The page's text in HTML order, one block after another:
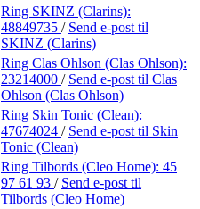
Ring SKINZ (Clarins):
48849735 / Send e-post til
SKINZ (Clarins)
Ring Clas Ohlson (Clas Ohlson):
23214000 / Send e-post til Clas
Ohlson (Clas Ohlson)
Ring Skin Tonic (Clean):
47674024 / Send e-post til Skin
Tonic (Clean)
Ring Tilbords (Cleo Home): 45
97 61 93 / Send e-post til
Tilbords (Cleo Home)